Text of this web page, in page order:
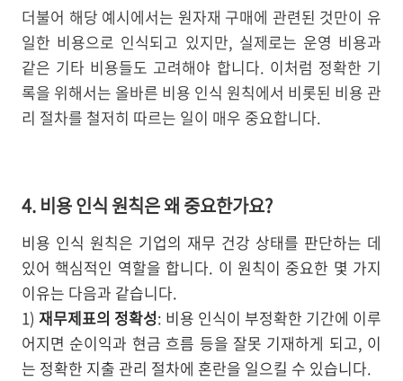
더불어 해당 예시에서는 원자재 구매에 관련된 것만이 유
일한 비용으로 인식되고 있지만, 실제로는 운영 비용과
같은 기타 비용들도 고려해야 합니다. 이처럼 정확한 기
록을 위해서는 올바른 비용 인식 원칙에서 비롯된 비용 관
리 절차를 철저히 따르는 일이 매우 중요합니다.
4. 비용 인식 원칙은 왜 중요한가요?
비용 인식 원칙은 기업의 재무 건강 상태를 판단하는 데
있어 핵심적인 역할을 합니다. 이 원칙이 중요한 몇 가지
이유는 다음과 같습니다.
1) 재무제표의 정확성: 비용 인식이 부정확한 기간에 이루
어지면 순이익과 현금 흐름 등을 잘못 기재하게 되고, 이
는 정확한 지출 관리 절차에 혼란을 일으킬 수 있습니다.